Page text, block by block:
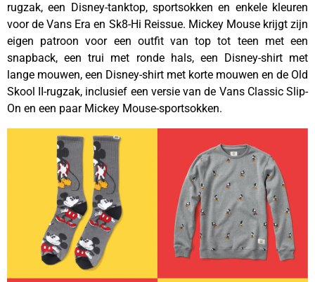
rugzak, een Disney-tanktop, sportsokken en enkele kleuren
voor de Vans Era en Sk8-Hi Reissue. Mickey Mouse krijgt zijn
eigen patroon voor een outfit van top tot teen met een
snapback, een trui met ronde hals, een Disney-shirt met
lange mouwen, een Disney-shirt met korte mouwen en de Old
Skool II-rugzak, inclusief een versie van de Vans Classic Slip-
On en een paar Mickey Mouse-sportsokken.